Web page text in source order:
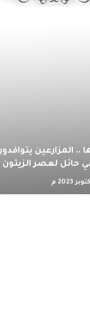
.. المزارعين
حائل لعصر الزيتون